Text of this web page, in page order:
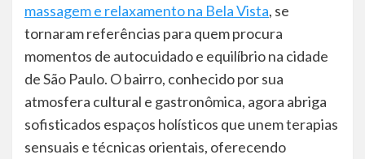
massagem e relaxamento na Bela Vista, se
tornaram referências para quem procura
momentos de autocuidado e equilíbrio na cidade
de São Paulo. O bairro, conhecido por sua
atmosfera cultural e gastronômica, agora abriga
sofisticados espaços holísticos que unem terapias
sensuais e técnicas orientais, oferecendo